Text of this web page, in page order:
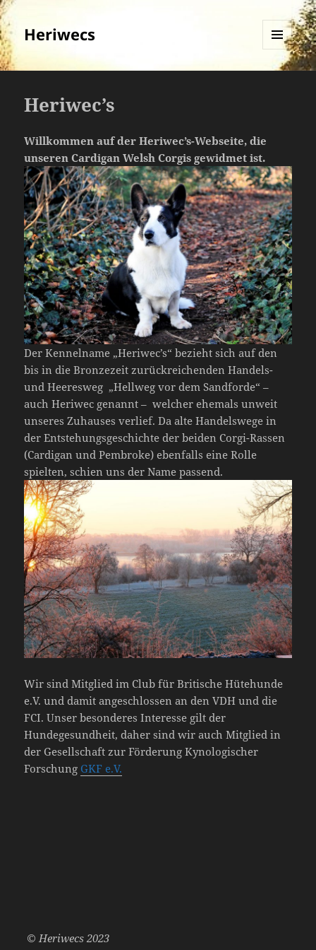
Heriwecs
MENÜ
UND
Heriwec’s
Willkommen auf der Heriwec’s-Webseite, die
unseren Cardigan Welsh Corgis gewidmet ist.
Der Kennelname „Heriwec’s“ bezieht sich auf den
bis in die Bronzezeit zurückreichenden Handels-
und Heeresweg „Hellweg vor dem Sandforde“ –
auch Heriwec genannt – welcher ehemals unweit
unseres Zuhauses verlief. Da alte Handelswege in
der Entstehungsgeschichte der beiden Corgi-Rassen
(Cardigan und Pembroke) ebenfalls eine Rolle
spielten, schien uns der Name passend.
Wir sind Mitglied im Club für Britische Hütehunde
e.V. und damit angeschlossen an den VDH und die
FCI. Unser besonderes Interesse gilt der
Hundegesundheit, daher sind wir auch Mitglied in
der Gesellschaft zur Förderung Kynologischer
Forschung GKF e.V.
© Heriwecs 2023